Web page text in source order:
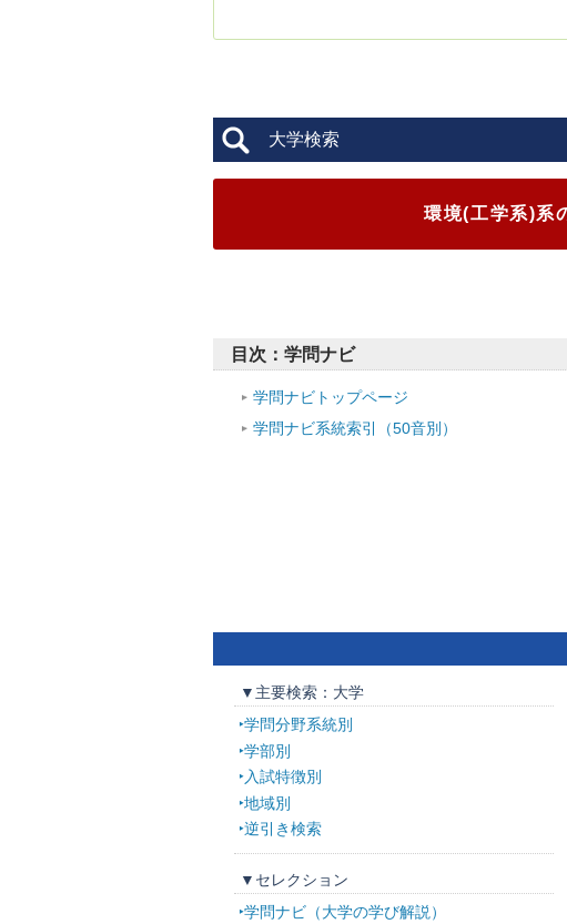
大学検索
環境(工学系)系
目次：学問ナビ
学問ナビトップページ
学問ナビ系統索引（50音別）
▼主要検索：大学
学問分野系統別
学部別
入試特徴別
地域別
逆引き検索
▼セレクション
学問ナビ（大学の学び解説）